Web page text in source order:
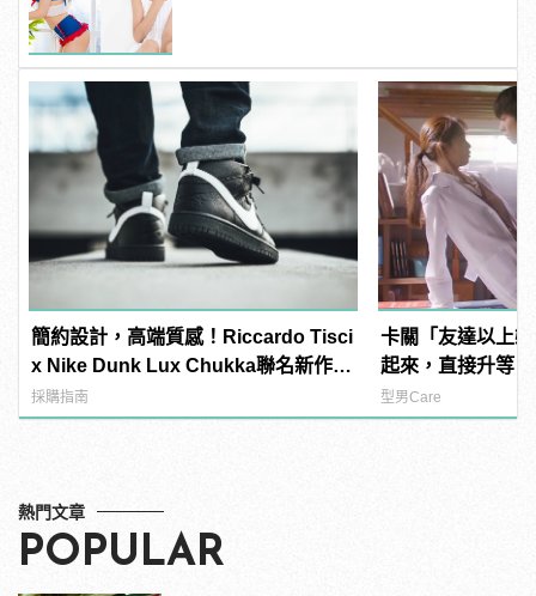
簡約設計，高端質感！Riccardo Tisci
x Nike Dunk Lux Chukka聯名新作正
式上陣
採購指南
卡關「友達以上
起來，直接升等
型男Care
熱門文章
POPULAR